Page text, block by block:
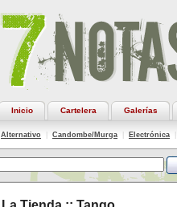
Inicio Cartelera Galerías
Alternativo Candombe/Murga Electrónica